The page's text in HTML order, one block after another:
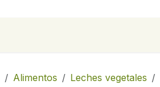
Alimentos Leches vegetales